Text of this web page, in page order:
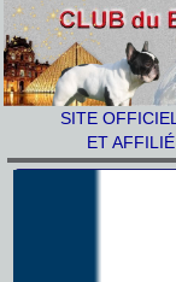
SITE
ET